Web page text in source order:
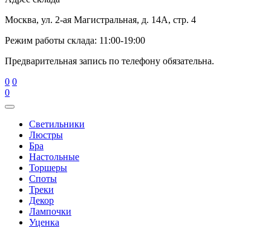
Москва, ул. 2-ая Магистральная, д. 14А, стр. 4
Режим работы склада: 11:00-19:00
Предварительная запись по телефону обязательна.
0 0
0
Cветильники
Люстры
Бра
Настольные
Торшеры
Споты
Треки
Декор
Лампочки
Уценка